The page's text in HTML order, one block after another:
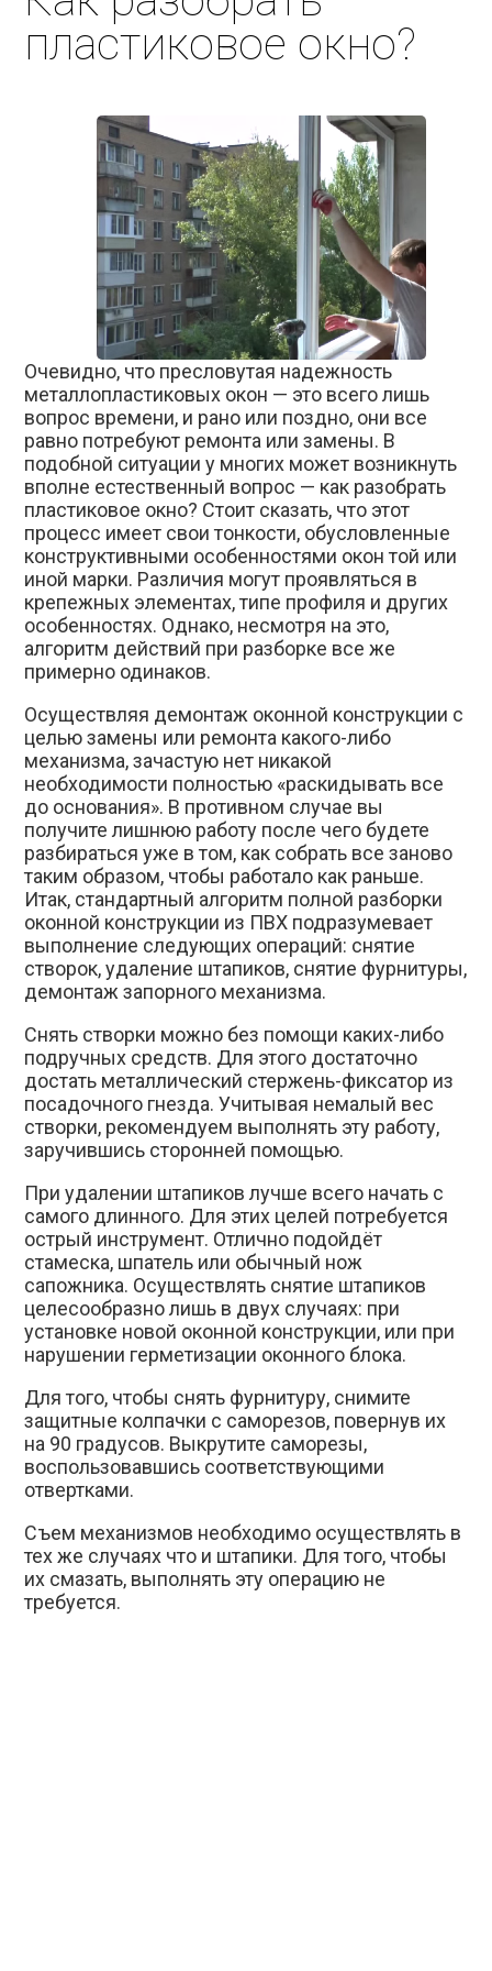
пластиковое окно?
Очевидно, что пресловутая надежность
металлопластиковых окон — это всего лишь
вопрос времени, и рано или поздно, они все
равно потребуют ремонта или замены. В
подобной ситуации у многих может возникнуть
вполне естественный вопрос — как разобрать
пластиковое окно? Стоит сказать, что этот
процесс имеет свои тонкости, обусловленные
конструктивными особенностями окон той или
иной марки. Различия могут проявляться в
крепежных элементах, типе профиля и других
особенностях. Однако, несмотря на это,
алгоритм действий при разборке все же
примерно одинаков.
Осуществляя демонтаж оконной конструкции с
целью замены или ремонта какого-либо
механизма, зачастую нет никакой
необходимости полностью «раскидывать все
до основания». В противном случае вы
получите лишнюю работу после чего будете
разбираться уже в том, как собрать все заново
таким образом, чтобы работало как раньше.
Итак, стандартный алгоритм полной разборки
оконной конструкции из ПВХ подразумевает
выполнение следующих операций: снятие
створок, удаление штапиков, снятие фурнитуры,
демонтаж запорного механизма.
Снять створки можно без помощи каких-либо
подручных средств. Для этого достаточно
достать металлический стержень-фиксатор из
посадочного гнезда. Учитывая немалый вес
створки, рекомендуем выполнять эту работу,
заручившись сторонней помощью.
При удалении штапиков лучше всего начать с
самого длинного. Для этих целей потребуется
острый инструмент. Отлично подойдёт
стамеска, шпатель или обычный нож
сапожника. Осуществлять снятие штапиков
целесообразно лишь в двух случаях: при
установке новой оконной конструкции, или при
нарушении герметизации оконного блока.
Для того, чтобы снять фурнитуру, снимите
защитные колпачки с саморезов, повернув их
на 90 градусов. Выкрутите саморезы,
воспользовавшись соответствующими
отвертками.
Съем механизмов необходимо осуществлять в
тех же случаях что и штапики. Для того, чтобы
их смазать, выполнять эту операцию не
требуется.